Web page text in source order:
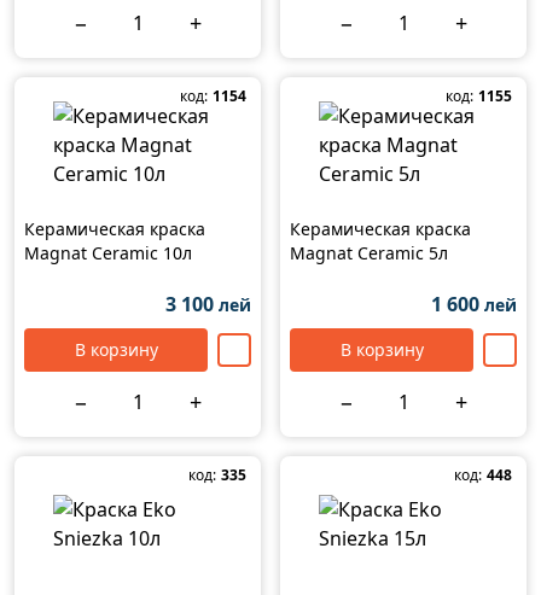
− + − +
код: 1154
Керамическая краска
Magnat Ceramic 10л
3 100 лей
В корзину
− +
код: 1155
Керамическая краска
Magnat Ceramic 5л
1 600 лей
В корзину
− +
код: 335 код: 448